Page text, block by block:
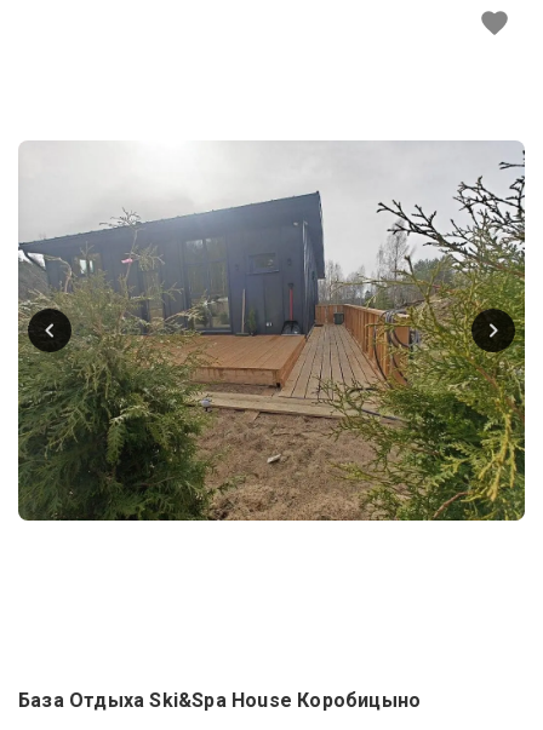
База Отдыха Ski&Spa House Коробицыно